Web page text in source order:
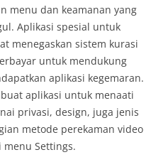
menu dan keamanan yang
Aplikasi spesial untuk
menegaskan sistem kurasi
untuk mendukung
aplikasi kegemaran.
aplikasi untuk menaati
privasi, design, juga jenis
metode perekaman video
Settings.